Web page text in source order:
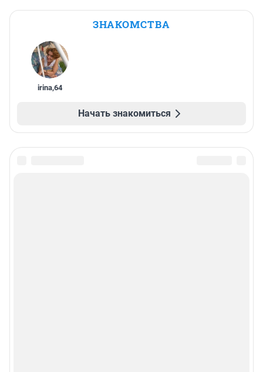
ЗНАКОМСТВА
irina,64
Начать знакомиться